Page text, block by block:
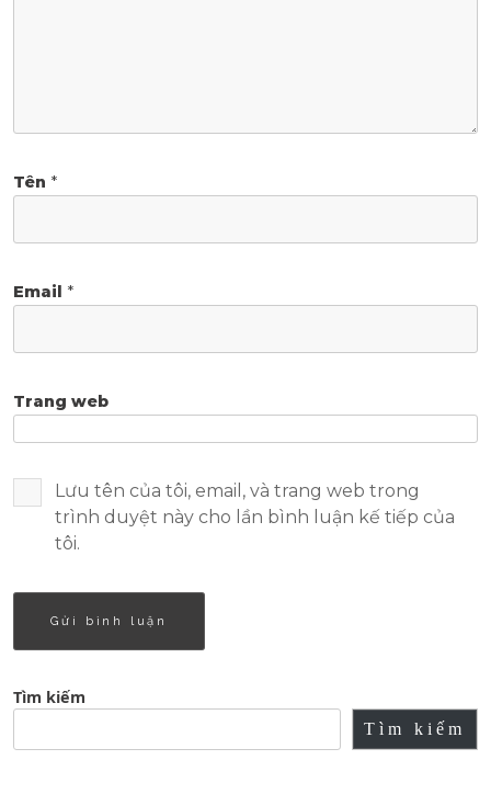
Tên *
Email *
Trang web
Lưu tên của tôi, email, và trang web trong
trình duyệt này cho lần bình luận kế tiếp của
tôi.
Tìm kiếm
Tìm kiếm